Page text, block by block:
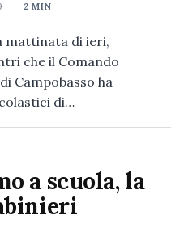
2 MIN
mattinata di ieri,
che il Comando
Campobasso ha
di…
a scuola, la